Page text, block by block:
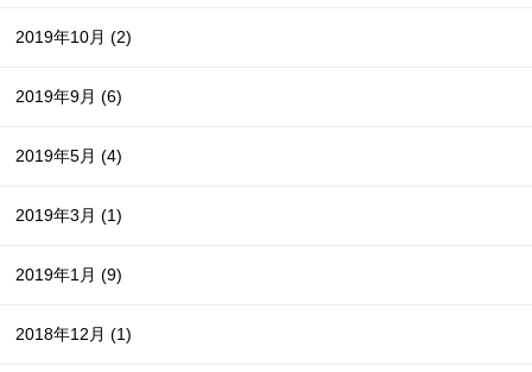
2019年10月(2)
2019年9月(6)
2019年5月(4)
2019年3月(1)
2019年1月(9)
2018年12月(1)